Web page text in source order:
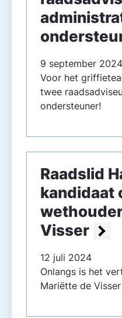
9 september 2024
Voor het
twee
ondersteuner!
Raadslid
kandidaat
Visser
12 juli 2024
Onlangs is het
Mariëtte de